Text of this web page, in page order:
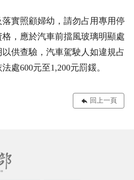
實照顧婦幼，請勿占用專用停
，應於汽車前擋風玻璃明顯處
供查驗，汽車駕駛人如違規占
處600元至1,200元罰鍰。
回上一頁